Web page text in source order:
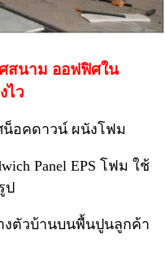
สนาม ออฟฟิศใน
ไว
อคดาวน์ ผนังโฟม
Panel EPS โฟม ใช้
ป
งตัวบ้านบนพื้นปูนลูกค้า